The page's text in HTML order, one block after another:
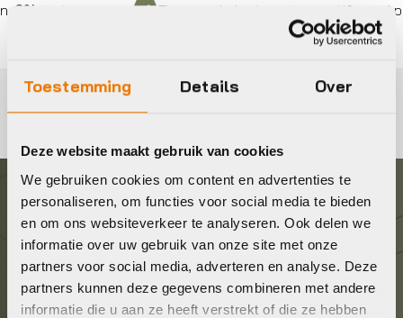
Toestemming Details Over
Deze website maakt gebruik van cookies
We gebruiken cookies om content en advertenties te
personaliseren, om functies voor social media te bieden
en om ons websiteverkeer te analyseren. Ook delen we
informatie over uw gebruik van onze site met onze
partners voor social media, adverteren en analyse. Deze
partners kunnen deze gegevens combineren met andere
informatie die u aan ze heeft verstrekt of die ze hebben
rente Eigen werkplaats met gecertificeerd
Graag in contact komen?
Wij staan voor je klaar! Neem contact op via de
onderstaande gegevens.